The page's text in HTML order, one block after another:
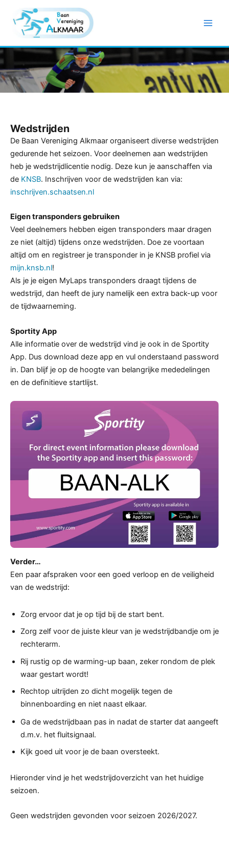
naar
inhoud
Wedstrijden
De Baan Vereniging Alkmaar organiseert diverse wedstrijden
gedurende het seizoen. Voor deelnemen aan wedstrijden
heb je wedstrijdlicentie nodig. Deze kun je aanschaffen via
de KNSB. Inschrijven voor de wedstrijden kan via:
inschrijven.schaatsen.nl
Eigen transponders gebruiken
Veel deelnemers hebben eigen transponders maar dragen
ze niet (altijd) tijdens onze wedstrijden. Doe ze voortaan
altijd om en registreer je transponder in je KNSB profiel via
mijn.knsb.nl!
Als je je eigen MyLaps transponders draagt tijdens de
wedstrijd, dan heeft de jury namelijk een extra back-up voor
de tijdwaarneming.
Sportity App
Alle informatie over de wedstrijd vind je ook in de Sportity
App. Dus download deze app en vul onderstaand password
in. Dan blijf je op de hoogte van belangrijke mededelingen
en de definitieve startlijst.
Verder…
Een paar afspraken voor een goed verloop en de veiligheid
van de wedstrijd:
Zorg ervoor dat je op tijd bij de start bent.
Zorg zelf voor de juiste kleur van je wedstrijdbandje om je
rechterarm.
Rij rustig op de warming-up baan, zeker rondom de plek
waar gestart wordt!
Rechtop uitrijden zo dicht mogelijk tegen de
binnenboarding en niet naast elkaar.
Ga de wedstrijdbaan pas in nadat de starter dat aangeeft
d.m.v. het fluitsignaal.
Kijk goed uit voor je de baan oversteekt.
Hieronder vind je het wedstrijdoverzicht van het huidige
seizoen.
Geen wedstrijden gevonden voor seizoen 2026/2027.